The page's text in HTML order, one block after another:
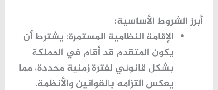
أبرز الشروط الأساسية:
الإقامة النظامية المستمرة: يشترط أن
يكون المتقدم قد أقام في المملكة
بشكل قانوني لفترة زمنية محددة، مما
يعكس التزامه بالقوانين والأنظمة.